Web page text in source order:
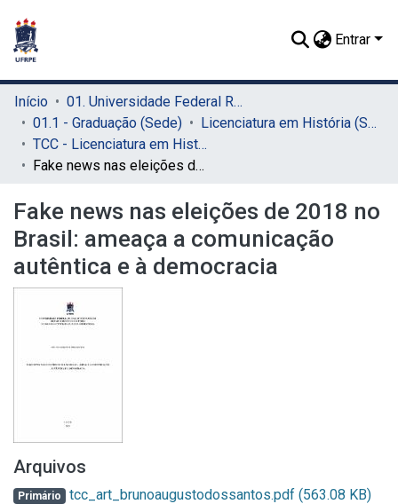
Entrar
Início
01. Universidade Federal Rural de Pernambuco - UFRPE (Sede)
01.1 - Graduação (Sede)
Licenciatura em História (Sede)
TCC - Licenciatura em História (Sede)
Fake news nas eleições de 2018 no Brasil: ameaça a comunicação autêntica e à democracia
Fake news nas eleições de 2018 no
Brasil: ameaça a comunicação
autêntica e à democracia
Arquivos
Primário tcc_art_brunoaugustodossantos.pdf (563.08 KB)